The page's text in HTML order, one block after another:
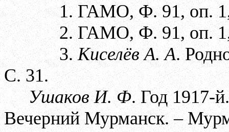
1. ГАМО, Ф. 91, оп.
2. ГАМО, Ф. 91, оп.
3. Киселёв А. А.
С. 31.
Ушаков И. Ф. Год 1917-
Вечерний Мурманск. –